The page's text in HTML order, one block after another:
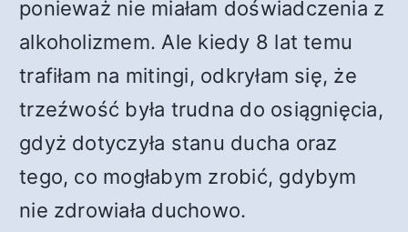
ponieważ nie miałam doświadczenia z
alkoholizmem. Ale kiedy 8 lat temu
trafiłam na mitingi, odkryłam się, że
trzeźwość była trudna do osiągnięcia,
gdyż dotyczyła stanu ducha oraz
tego, co mogłabym zrobić, gdybym
nie zdrowiała duchowo.